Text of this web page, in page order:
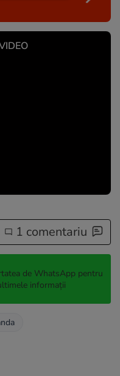
1 comentariu
de WhatsApp pentru
informații